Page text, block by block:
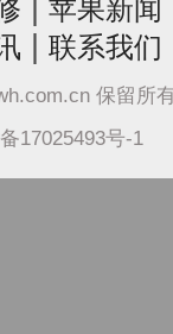
苹果新闻
联系我们
保留所
17025493号-1